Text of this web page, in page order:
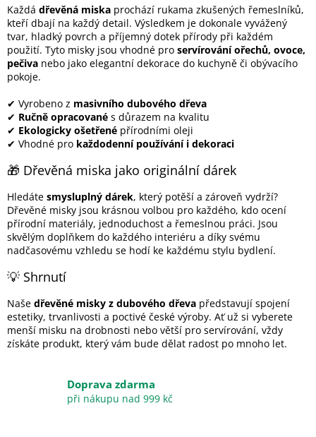
v
ý
p
i
s
Každá dřevěná miska prochází rukama zkušených řemeslníků,
kteří dbají na každý detail. Výsledkem je dokonale vyvážený
tvar, hladký povrch a příjemný dotek přírody při každém
použití. Tyto misky jsou vhodné pro servírování ořechů, ovoce,
pečiva nebo jako elegantní dekorace do kuchyně či obývacího
pokoje.
✔ Vyrobeno z masivního dubového dřeva
✔ Ručně opracované s důrazem na kvalitu
✔ Ekologicky ošetřené přírodními oleji
✔ Vhodné pro každodenní používání i dekoraci
🎁 Dřevěná miska jako originální dárek
Hledáte smysluplný dárek, který potěší a zároveň vydrží?
Dřevěné misky jsou krásnou volbou pro každého, kdo ocení
přírodní materiály, jednoduchost a řemeslnou práci. Jsou
skvělým doplňkem do každého interiéru a díky svému
nadčasovému vzhledu se hodí ke každému stylu bydlení.
💡 Shrnutí
Naše dřevěné misky z dubového dřeva představují spojení
estetiky, trvanlivosti a poctivé české výroby. Ať už si vyberete
menší misku na drobnosti nebo větší pro servírování, vždy
získáte produkt, který vám bude dělat radost po mnoho let.
Doprava zdarma
při nákupu nad 999 kč